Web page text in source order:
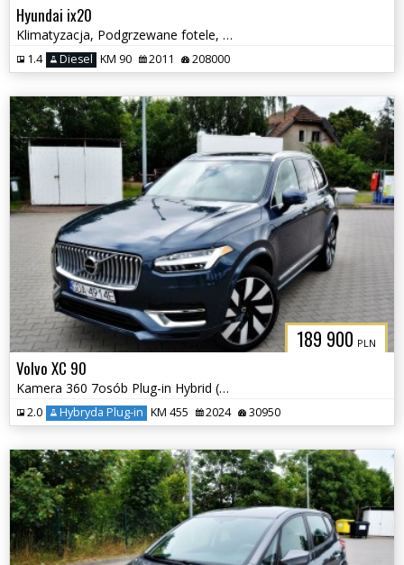
Hyundai ix20
Klimatyzacja, Podgrzewane fotele, Serwisowany
1.4 Diesel KM 90 2011 208000
189 900 PLN
Volvo XC 90
Kamera 360 7osób Plug-in Hybrid (Recharge) Elektryczna Klapa
2.0 Hybryda Plug-in KM 455 2024 30950